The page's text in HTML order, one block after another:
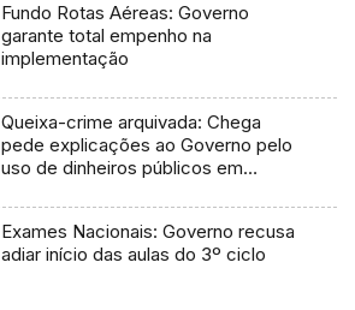
Fundo Rotas Aéreas: Governo
garante total empenho na
implementação
Queixa-crime arquivada: Chega
pede explicações ao Governo pelo
uso de dinheiros públicos em
Exames Nacionais: Governo recusa
adiar início das aulas do 3º ciclo